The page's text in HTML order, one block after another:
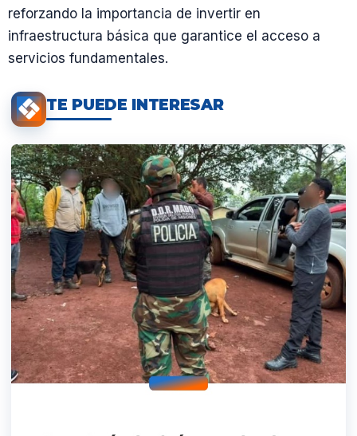
reforzando la importancia de invertir en
infraestructura básica que garantice el acceso a
servicios fundamentales.
TE PUEDE INTERESAR